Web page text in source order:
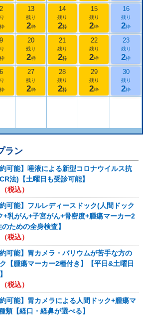
13
残り
2枠
14
残り
2枠
15
残り
2枠
16
残り
2枠
20
残り
2枠
21
残り
2枠
22
残り
2枠
23
残り
2枠
27
残り
2枠
28
残り
2枠
29
残り
2枠
30
残り
2枠
ラン
約可能】唾液による新型コロナウイルス抗
法)【土曜日も受診可能】
税込）
約可能】フルレディースドック(人間ドック
+乳がん+子宮がん+骨密度+腫瘍マーカー2
ための全身検査】
税込）
約可能】胃カメラ・バリウムが苦手な方の
【腫瘍マーカー2種付き】【平日&土曜日
税込）
約可能】胃カメラによる人間ドック+腫瘍マ
類【経口・経鼻が選べる】